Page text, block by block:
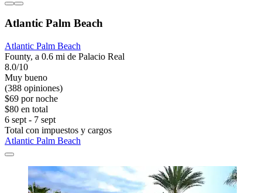
Atlantic Palm Beach
Atlantic Palm Beach
Founty, a 0.6 mi de Palacio Real
8.0/10
Muy bueno
(388 opiniones)
$69 por noche
$80 en total
6 sept - 7 sept
Total con impuestos y cargos
Atlantic Palm Beach